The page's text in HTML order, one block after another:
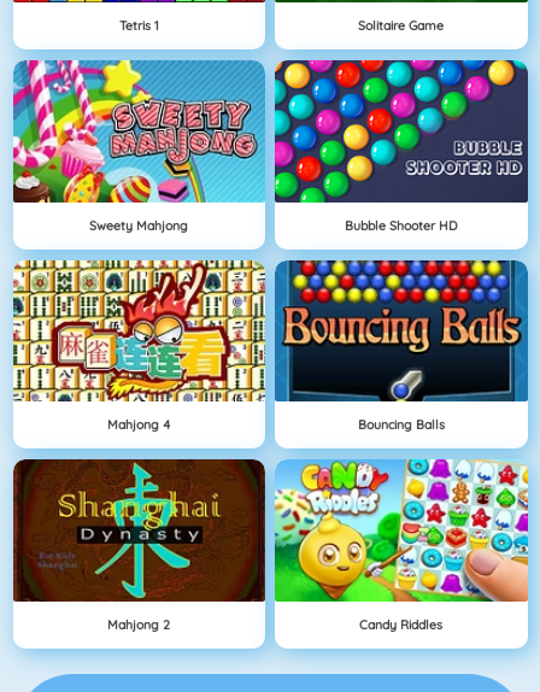
Tetris 1 Solitaire Game
Sweety Mahjong Bubble Shooter HD
Mahjong 4 Bouncing Balls
Mahjong 2 Candy Riddles